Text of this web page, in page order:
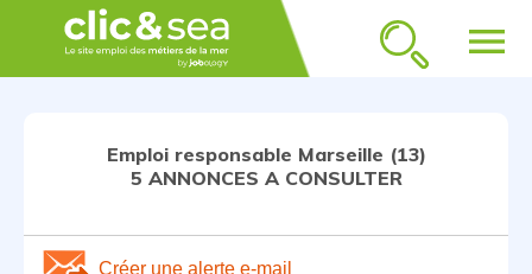
menu
Emploi responsable Marseille (13)
5 ANNONCES A CONSULTER
Créer une alerte e-mail